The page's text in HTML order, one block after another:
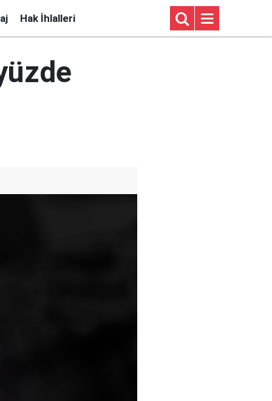
Hak İhlalleri